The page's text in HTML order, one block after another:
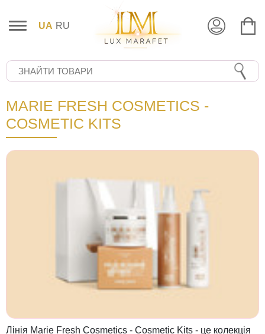
UA RU
MARIE FRESH COSMETICS -
COSMETIC KITS
Лінія Marie Fresh Cosmetics - Cosmetic Kits - це колекція